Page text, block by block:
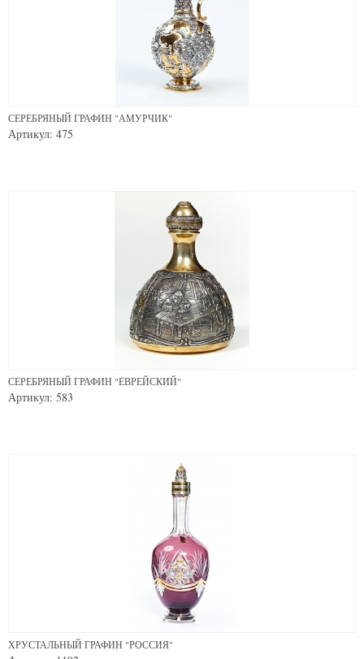
СЕРЕБРЯНЫЙ ГРАФИН "АМУРЧИК"
Артикул: 475
СЕРЕБРЯНЫЙ ГРАФИН "ЕВРЕЙСКИЙ"
Артикул: 583
ХРУСТАЛЬНЫЙ ГРАФИН "РОССИЯ"